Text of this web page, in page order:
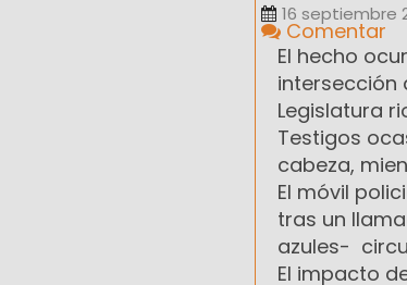
16 septiembre
Comentar
El hecho
intersección
Legislatura
Testigos
cabeza,
El móvil
tras un
azules-
El impacto